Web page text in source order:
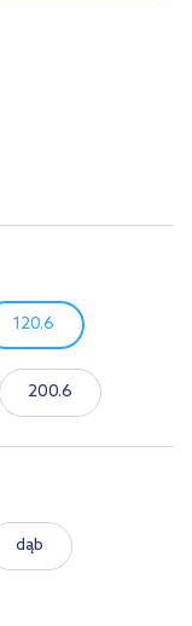
120.6
200.6
dąb